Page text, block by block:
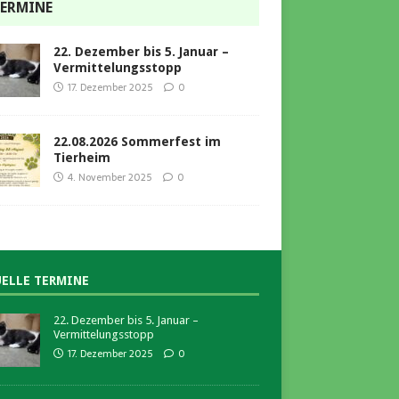
22. Dezember bis 5. Januar –
Vermittelungsstopp
17. Dezember 2025 0
22.08.2026 Sommerfest im
Tierheim
4. November 2025 0
TERMINE
22. Dezember bis 5. Januar –
Vermittelungsstopp
17. Dezember 2025 0